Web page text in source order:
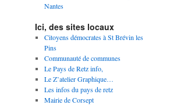
Nantes
Ici, des sites locaux
Citoyens démocrates à St Brévin les
Pins
Communauté de communes
Le Pays de Retz info,
Le Z’atelier Graphique…
Les infos du pays de retz
Mairie de Corsept